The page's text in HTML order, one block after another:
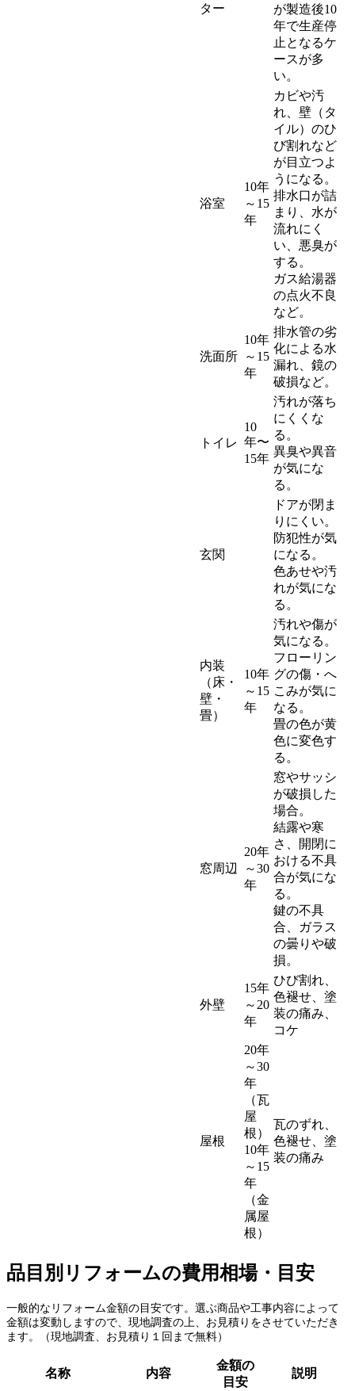
ター
が製造後10
年で生産停
止となるケ
ースが多
い。
浴室
10年
～15
年
カビや汚
れ、壁（タ
イル）のひ
び割れなど
が目立つよ
うになる。
排水口が詰
まり、水が
流れにく
い、悪臭が
する。
ガス給湯器
の点火不良
など。
洗面所
10年
～15
年
排水管の劣
化による水
漏れ、鏡の
破損など。
トイレ
10
年〜
15年
汚れが落ち
にくくな
る。
異臭や異音
が気にな
る。
玄関
ドアが閉ま
りにくい。
防犯性が気
になる。
色あせや汚
れが気にな
る。
内装
（床・
壁・
畳）
10年
～15
年
汚れや傷が
気になる。
フローリン
グの傷・へ
こみが気に
なる。
畳の色が黄
色に変色す
る。
窓周辺
20年
～30
年
窓やサッシ
が破損した
場合。
結露や寒
さ、開閉に
おける不具
合が気にな
る。
鍵の不具
合、ガラス
の曇りや破
損。
外壁
15年
～20
年
ひび割れ、
色褪せ、塗
装の痛み、
コケ
屋根
20年
～30
年
（瓦
屋
根）
10年
～15
年
（金
属屋
根）
瓦のずれ、
色褪せ、塗
装の痛み
品目別リフォームの費用相場・目安
一般的なリフォーム金額の目安です。選ぶ商品や工事内容によって
金額は変動しますので、現地調査の上、お見積りをさせていただき
ます。（現地調査、お見積り１回まで無料）
名称 内容
金額の
目安
説明